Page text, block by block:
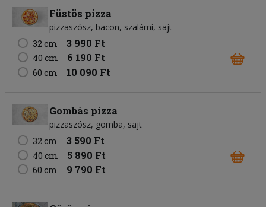
Füstös pizza
pizzaszósz bacon szalámi sajt
32 cm
3 990 Ft
40 cm 6 190 Ft
60 cm 10 090 Ft
Gombás pizza
pizzaszósz gomba sajt
32 cm
3 590 Ft
40 cm 5 890 Ft
60 cm 9 790 Ft